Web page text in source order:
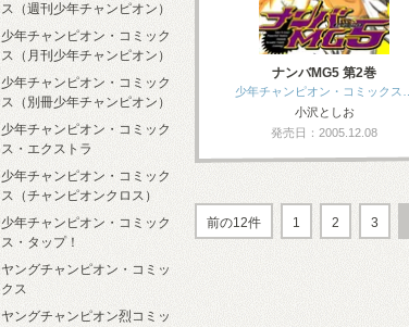
ナンバMG5 第2巻
少年チャンピオン・コミックス…
小沢としお
発売日：2005.12.08
前の12件 1 2 3
ス（週刊少年チャンピオン）
少年チャンピオン・コミック
ス（月刊少年チャンピオン）
少年チャンピオン・コミック
ス（別冊少年チャンピオン）
少年チャンピオン・コミック
ス・エクストラ
少年チャンピオン・コミック
ス（チャンピオンクロス）
少年チャンピオン・コミック
ス・タップ！
ヤングチャンピオン・コミッ
クス
ヤングチャンピオン烈コミッ